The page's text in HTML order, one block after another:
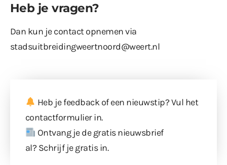
Heb je vragen?
Dan kun je contact opnemen via
stadsuitbreidingweertnoord@weert.nl
Heb je feedback of een nieuwstip? Vul het
contactformulierin.
Ontvang je de gratis nieuwsbrief
al? Schrijf je gratis in.